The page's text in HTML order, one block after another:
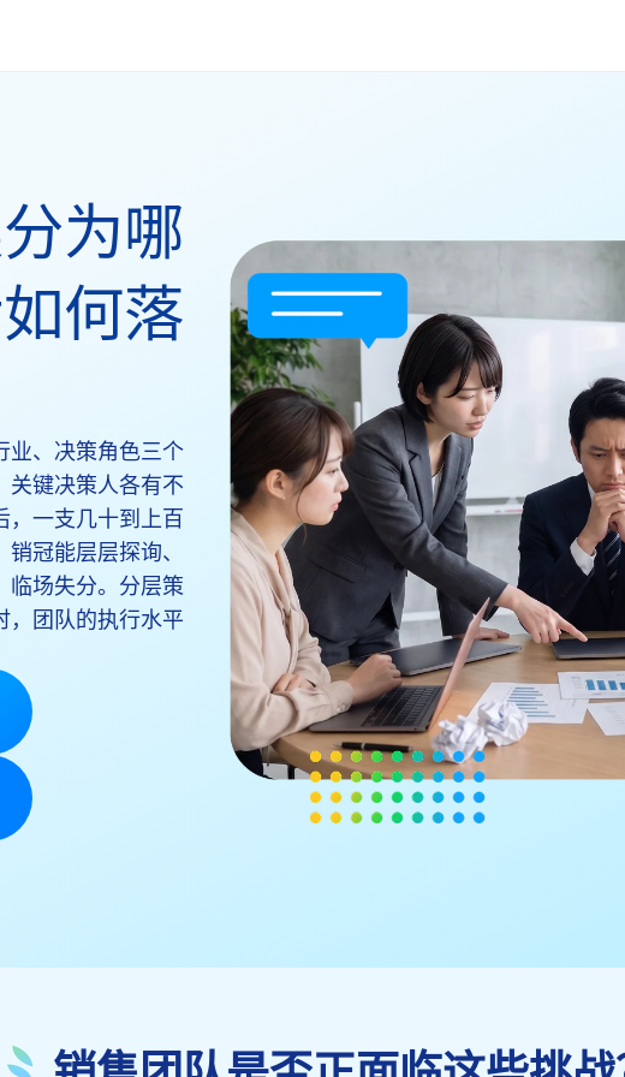
为哪
何落
业、决策角色三个
关键决策人各有不
，一支几十到上百
冠能层层探询、
临场失分。分层策
，团队的执行水平